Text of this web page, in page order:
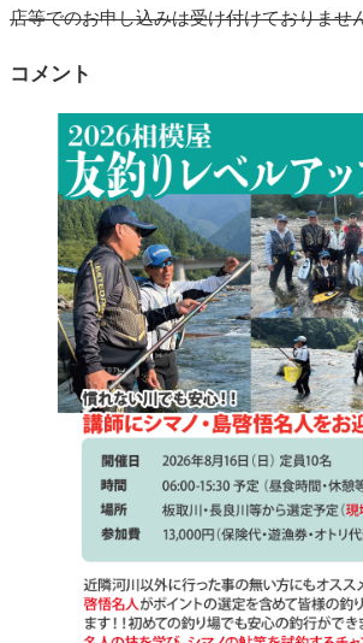
店等でのお申し込みは受け付けておりませ
コメント